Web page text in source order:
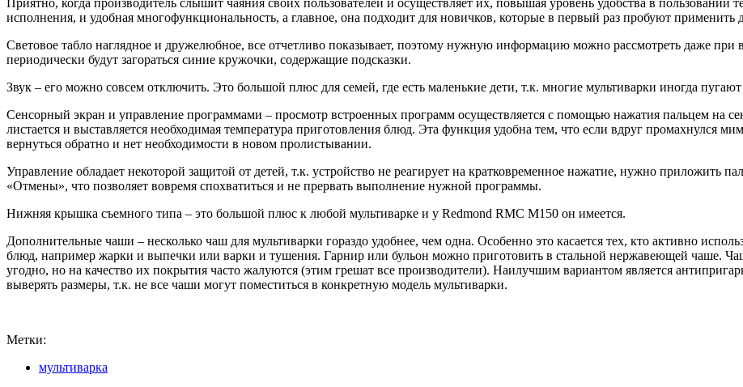
Приятно, когда производитель слышит чаяния своих пользователей и осуществляет их, повышая уровень удобства в пользовании
исполнения, и удобная многофункциональность, а главное, она подходит для новичков, которые в первый раз пробуют применить
Световое табло наглядное и дружелюбное, все отчетливо показывает, поэтому нужную информацию можно рассмотреть даже
периодически будут загораться синие кружочки, содержащие подсказки.
Звук – его можно совсем отключить. Это большой плюс для семей, где есть маленькие дети, т.к. многие мультиварки иногда
Сенсорный экран и управление программами – просмотр встроенных программ осуществляется с помощью нажатия пальцем на
листается и выставляется необходимая температура приготовления блюд. Эта функция удобна тем, что если вдруг промахнулся
вернуться обратно и нет необходимости в новом пролистывании.
Управление обладает некоторой защитой от детей, т.к. устройство не реагирует на кратковременное нажатие, нужно приложить
«Отмены», что позволяет вовремя спохватиться и не прервать выполнение нужной программы.
Нижняя крышка съемного типа – это большой плюс к любой мультиварке и у Redmond RMC M150 он имеется.
Дополнительные чаши – несколько чаш для мультиварки гораздо удобнее, чем одна. Особенно это касается тех, кто активно
блюд, например жарки и выпечки или варки и тушения. Гарнир или бульон можно приготовить в стальной нержавеющей чаше.
угодно, но на качество их покрытия часто жалуются (этим грешат все производители). Наилучшим вариантом является
выверять размеры, т.к. не все чаши могут поместиться в конкретную модель мультиварки.
Метки:
мультиварка